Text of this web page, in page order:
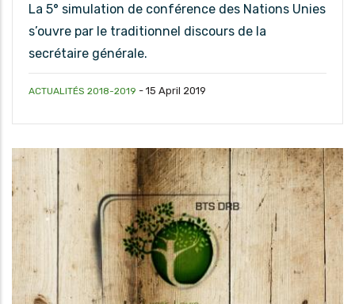
La 5° simulation de conférence des Nations Unies
s’ouvre par le traditionnel discours de la
secrétaire générale.
ACTUALITÉS 2018-2019 - 15 April 2019